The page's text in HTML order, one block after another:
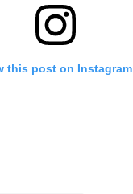
this post on Instagram